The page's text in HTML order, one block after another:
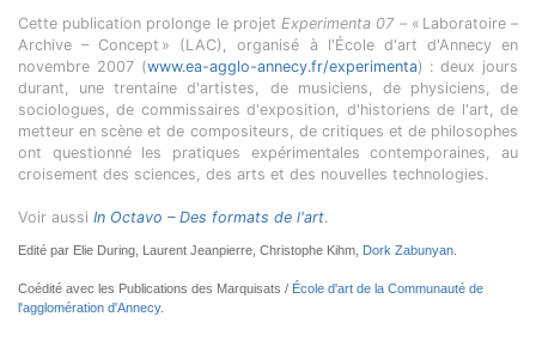
Cette publication prolonge le projetExperimenta 07– « Laboratoire –
Archive – Concept » (LAC), organisé à l'École d'art d'Annecy en
novembre 2007 (www.ea-agglo-annecy.fr/experimenta) : deux jours
durant, une trentaine d'artistes, de musiciens, de physiciens, de
sociologues, de commissaires d'exposition, d'historiens de l'art, de
metteur en scène et de compositeurs, de critiques et de philosophes
ont questionné les pratiques expérimentales contemporaines, au
croisement des sciences, des arts et des nouvelles technologies.
Voir aussi In Octavo – Des formats de l'art.
Edité par Elie During, Laurent Jeanpierre, Christophe Kihm, Dork Zabunyan
Coédité avec les Publications des Marquisats / École d'art de la Communauté de
l'agglomération d'Annecy.